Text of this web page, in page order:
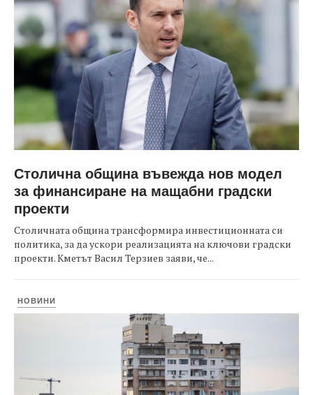
Столична община въвежда нов модел
за финансиране на мащабни градски
проекти
Столичната община трансформира инвестиционната си
политика, за да ускори реализацията на ключови градски
проекти. Кметът Васил Терзиев заяви, че...
НОВИНИ